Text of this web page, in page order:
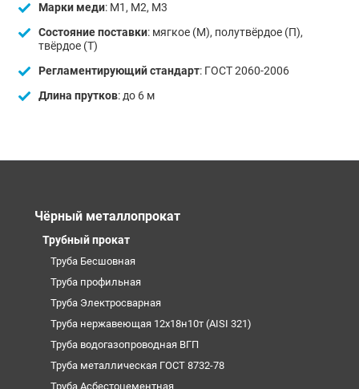
Марки меди: М1, М2, М3
Состояние поставки: мягкое (М), полутвёрдое (П),
твёрдое (Т)
Регламентирующий стандарт: ГОСТ 2060-2006
Длина прутков: до 6 м
Чёрный металлопрокат
Трубный прокат
Труба Бесшовная
Труба профильная
Труба Электросварная
Труба нержавеющая 12х18н10т (AISI 321)
Труба водогазопроводная ВГП
Труба металлическая ГОСТ 8732-78
Труба Асбестоцементная